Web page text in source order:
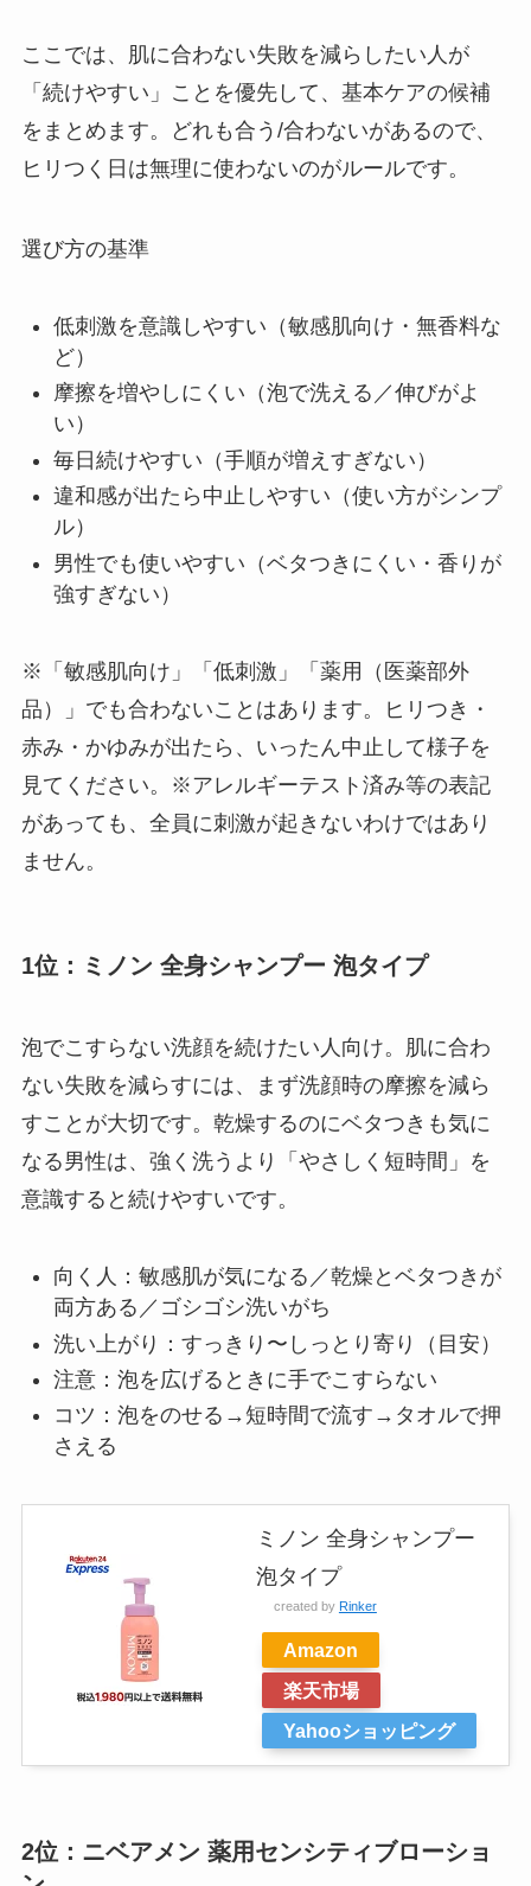
ここでは、肌に合わない失敗を減らしたい人が
「続けやすい」ことを優先して、基本ケアの候補
をまとめます。どれも合う/合わないがあるので、
ヒリつく日は無理に使わないのがルールです。
選び方の基準
低刺激を意識しやすい（敏感肌向け・無香料な
ど）
摩擦を増やしにくい（泡で洗える／伸びがよ
い）
毎日続けやすい（手順が増えすぎない）
違和感が出たら中止しやすい（使い方がシンプ
ル）
男性でも使いやすい（ベタつきにくい・香りが
強すぎない）
※「敏感肌向け」「低刺激」「薬用（医薬部外
品）」でも合わないことはあります。ヒリつき・
赤み・かゆみが出たら、いったん中止して様子を
見てください。※アレルギーテスト済み等の表記
があっても、全員に刺激が起きないわけではあり
ません。
1位：ミノン 全身シャンプー 泡タイプ
泡でこすらない洗顔を続けたい人向け。肌に合わ
ない失敗を減らすには、まず洗顔時の摩擦を減ら
すことが大切です。乾燥するのにベタつきも気に
なる男性は、強く洗うより「やさしく短時間」を
意識すると続けやすいです。
向く人：敏感肌が気になる／乾燥とベタつきが
両方ある／ゴシゴシ洗いがち
洗い上がり：すっきり〜しっとり寄り（目安）
注意：泡を広げるときに手でこすらない
コツ：泡をのせる→短時間で流す→タオルで押
さえる
ミノン 全身シャンプー
泡タイプ
created by Rinker
Amazon
楽天市場
Yahooショッピング
2位：ニベアメン 薬用センシティブローショ